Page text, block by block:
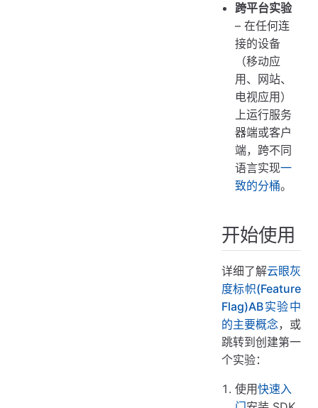
跨平台实验
– 在任何连
接的设备
（移动应
用、网站、
电视应用）
上运行服务
器端或客户
端，跨不同
语言实现一
致的分桶。
开始使用
详细了解云眼灰
度标帜(Feature
Flag)AB实验中
的主要概念，或
跳转到创建第一
个实验：
使用快速入